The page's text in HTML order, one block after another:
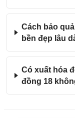
Cách bảo
bền đẹp lâu
Có xuất hóa
đồng 18